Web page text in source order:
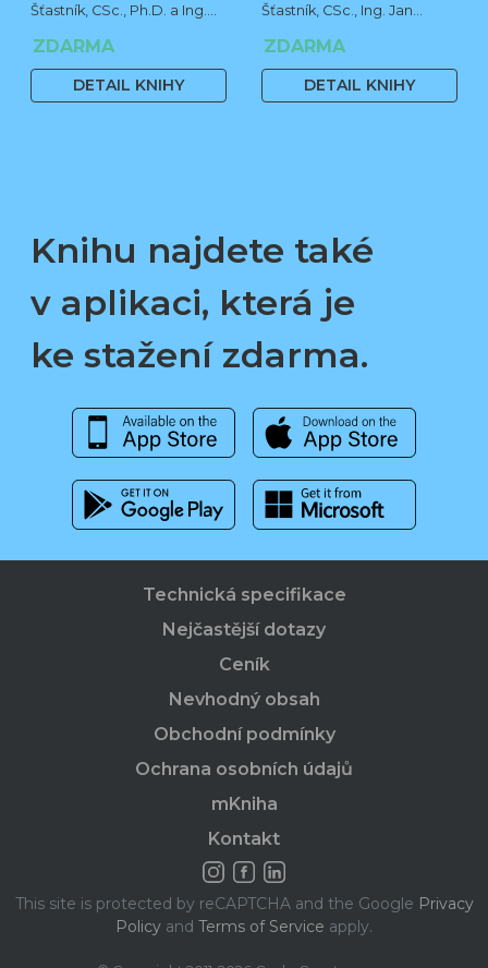
Šťastník, CSc., Ph.D. a Ing.
ZDARMA
DETAIL KNIHY
Šťastník, CSc., Ing. Jan
Stehno
ZDARMA
DETAIL KNIHY
Knihu najdete také
v aplikaci, která je
ke stažení zdarma.
Technická specifikace
Nejčastější dotazy
Ceník
Nevhodný obsah
Obchodní podmínky
Ochrana osobních údajů
mKniha
Kontakt
This site is protected by reCAPTCHA and the Google Privacy
Policy and Terms of Service apply.